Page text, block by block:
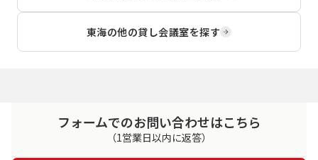
東海の他の貸し会議室を探す
フォームでのお問い合わせはこちら
（1営業日以内に返答）